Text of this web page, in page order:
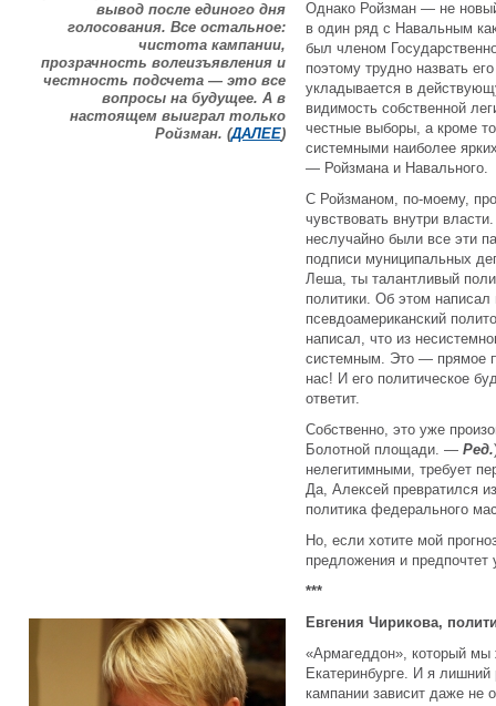
вывод после единого дня
голосования. Все остальное:
чистота кампании,
прозрачность волеизъявления и
честность подсчета — это все
вопросы на будущее. А в
настоящем выиграл только
Ройзман. (ДАЛЕЕ)
Однако Ройзман — не новый
в один ряд с Навальным
был членом
поэтому трудно назвать
укладывается в
видимость собственной
честные выборы, а кроме
системными наиболее
— Ройзмана и Навального.
С Ройзманом, по-моему,
чувствовать внутри
неслучайно были все эти
подписи муниципальных
Леша, ты талантливый
политики. Об этом
псевдоамериканский
написал, что из
системным. Это — прямое
нас! И его политическое
ответит.
Собственно, это уже
Болотной площади. — Ред.
нелегитимными, требует
Да, Алексей превратился
политика федерального
Но, если хотите мой
предложения и предпочтет
***
Евгения Чирикова,
«Армагеддон», который
Екатеринбурге. И я
кампании зависит даже не